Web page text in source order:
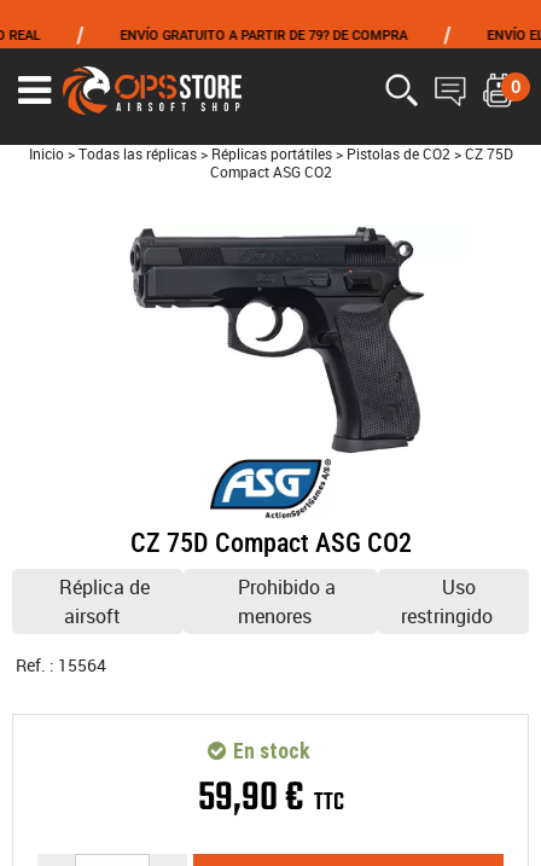
ENVÍO GRATUITO A PARTIR DE 79? DE COMPRA ENVÍO EL
0
Inicio > Todas las réplicas > Réplicas portátiles > Pistolas de CO2 > CZ 75D
Compact ASG CO2
CZ 75D Compact ASG CO2
Réplica de
airsoft
Prohibido a
menores
Uso
restringido
Ref. : 15564
59,90€ TTC
En stock